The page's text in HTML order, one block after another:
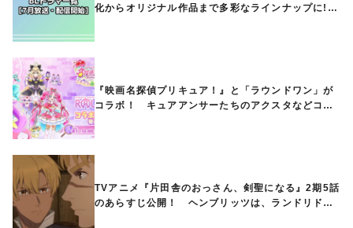
化からオリジナル作品まで多彩なラインナップに!!
『映画名探偵プリキュア！』と「ラウンドワン」が
コラボ！ キュアアンサーたちのアクスタなどコラ
TVアニメ『片田舎のおっさん、剣聖になる』2期5話
のあらすじ公開！ ヘンブリッツは、ランドリドに